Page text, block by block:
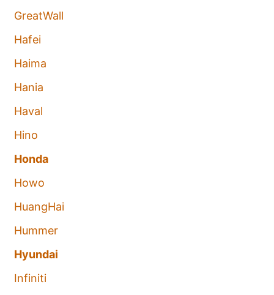
GreatWall
Hafei
Haima
Hania
Haval
Hino
Honda
Howo
HuangHai
Hummer
Hyundai
Infiniti